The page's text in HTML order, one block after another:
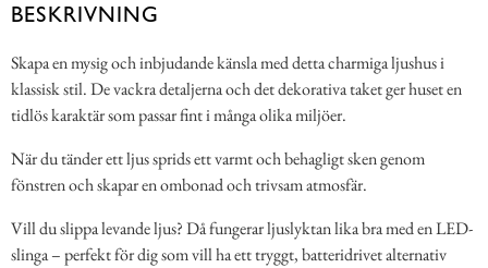
BESKRIVNING
Skapa en mysig och inbjudande känsla med detta charmiga ljushus i
klassisk stil. De vackra detaljerna och det dekorativa taket ger huset en
tidlös karaktär som passar fint i många olika miljöer.
När du tänder ett ljus sprids ett varmt och behagligt sken genom
fönstren och skapar en ombonad och trivsam atmosfär.
Vill du slippa levande ljus? Då fungerar ljuslyktan lika bra med en LED-
slinga – perfekt för dig som vill ha ett tryggt, batteridrivet alternativ